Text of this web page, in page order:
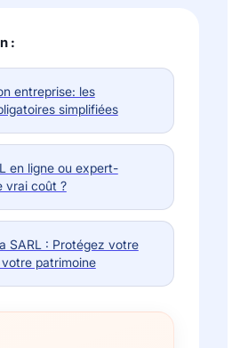
:
entreprise: les
simplifiées
en ligne ou expert-
vrai coût ?
SARL : Protégez votre
patrimoine